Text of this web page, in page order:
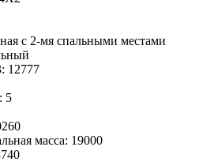
с 2-мя спальными местами
12777
5
масса: 19000